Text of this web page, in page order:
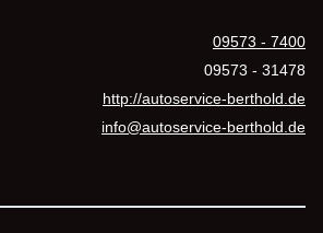
09573 - 7400
09573 - 31478
http://autoservice-berthold.de
info@autoservice-berthold.de